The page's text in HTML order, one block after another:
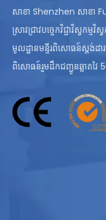
សាខា Shenzhen សាខា
ស្រាវជ្រាវបច្ចេកវិជ្ជាវិស្វកម្
មូលដ្ឋានមន្ទីរពិសោធន៍ស្តង់ដា
ពិសោធន៍រួមដឹកជញ្ជូនឆ្លាតវៃ